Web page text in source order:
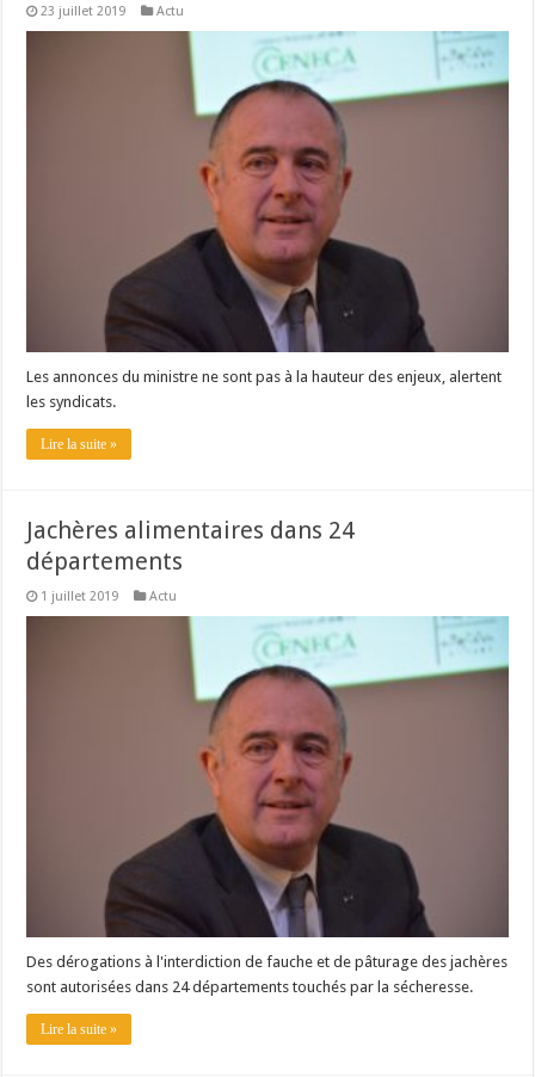
Un été fructueux pour Lactalis
23 juillet 2019 Actu
Les annonces du ministre ne sont pas à la hauteur des enjeux, alertent
les syndicats.
Lire la suite »
Jachères alimentaires dans 24
départements
1 juillet 2019 Actu
Des dérogations à l'interdiction de fauche et de pâturage des jachères
sont autorisées dans 24 départements touchés par la sécheresse.
Lire la suite »